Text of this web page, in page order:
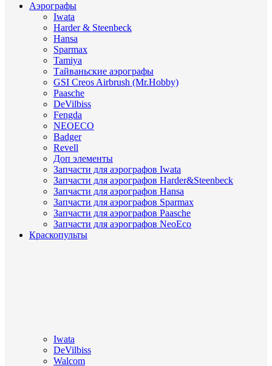
Аэрографы
Iwata
Harder & Steenbeck
Hansa
Sparmax
Tamiya
Тайваньские аэрографы
GSI Creos Airbrush (Mr.Hobby)
Paasche
DeVilbiss
Fengda
NEOECO
Badger
Revell
Доп элементы
Запчасти для аэрографов Iwata
Запчасти для аэрографов Harder&Steenbeck
Запчасти для аэрографов Hansa
Запчасти для аэрографов Sparmax
Запчасти для аэрографов Paasche
Запчасти для аэрографов NeoEco
Краскопульты
Iwata
DeVilbiss
Walcom